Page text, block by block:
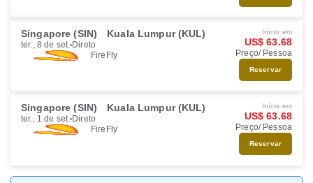
Singapore (SIN) Kuala Lumpur (KUL)
ter., 8 de set. Direto
FireFly
Início em
US$ 63.68
Preço/ Pessoa
Reservar
Singapore (SIN) Kuala Lumpur (KUL)
ter., 1 de set. Direto
FireFly
Início em
US$ 63.68
Preço/ Pessoa
Reservar